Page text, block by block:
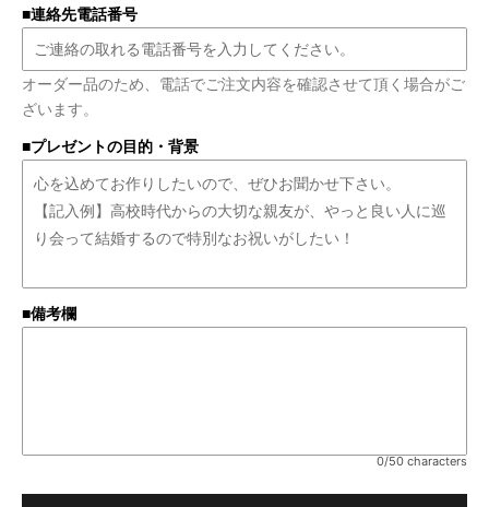
■連絡先電話番号
オーダー品のため、電話でご注文内容を確認させて頂く場合がご
ざいます。
■プレゼントの目的・背景
■備考欄
0/50 characters